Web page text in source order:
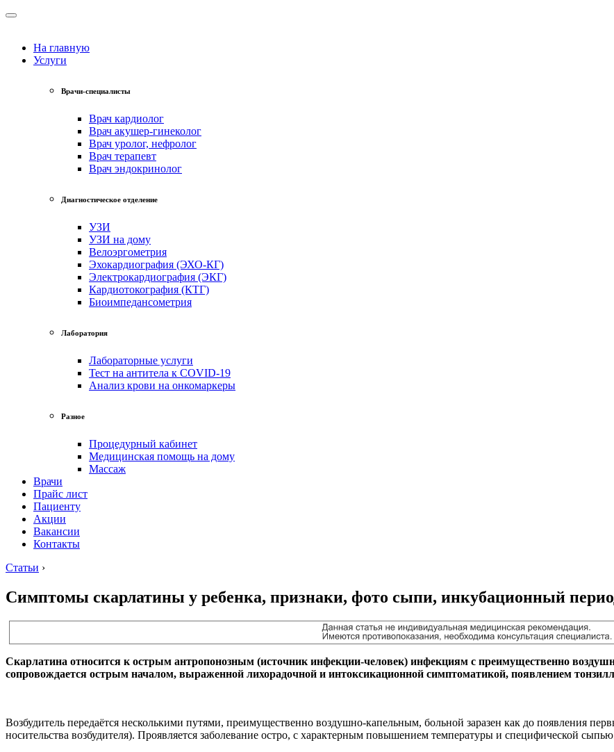
На главную
Услуги
Врачи-специалисты
Врач кардиолог
Врач акушер-гинеколог
Врач уролог, нефролог
Врач терапевт
Врач эндокринолог
Диагностическое отделение
УЗИ
УЗИ на дому
Велоэргометрия
Эхокардиография (ЭХО-КГ)
Электрокардиография (ЭКГ)
Кардиотокография (КТГ)
Биоимпедансометрия
Лаборатория
Лабораторные услуги
Тест на антитела к COVID-19
Анализ крови на онкомаркеры
Разное
Процедурный кабинет
Медицинская помощь на дому
Массаж
Врачи
Прайс лист
Пациенту
Акции
Вакансии
Контакты
Статьи ›
Симптомы скарлатины у ребенка, признаки, фото сыпи, инкубационный
Скарлатина относится к острым антропонозным (источник инфекции-человек) инфекциям с преимущественно
сопровождается острым началом, выраженной лихорадочной и интоксикационной симптоматикой, появлением
Возбудитель передаётся несколькими путями, преимущественно воздушно-капельным, больной заразен как до появления
носительства возбудителя). Проявляется заболевание остро, с характерным повышением температуры и специфической